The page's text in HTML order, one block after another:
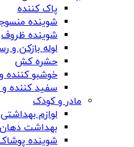
پاک کننده
شوینده
شوینده ظروف
لوله بازکن و
حشره کش
خوشبو کننده
سفید کننده
مادر و کودک
لوازم
بهداشت
شوینده